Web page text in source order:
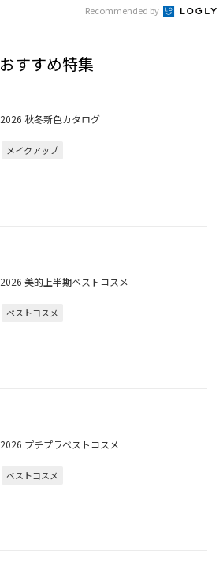
Recommended by
おすすめ特集
2026 秋冬新色カタログ
メイクアップ
2026 美的上半期ベストコスメ
ベストコスメ
2026 プチプラベストコスメ
ベストコスメ